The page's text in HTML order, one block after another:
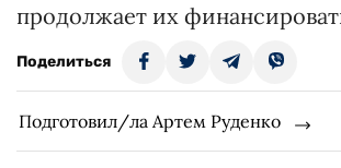
продолжает их
Поделиться
Подготовил/ла Артем Руденко